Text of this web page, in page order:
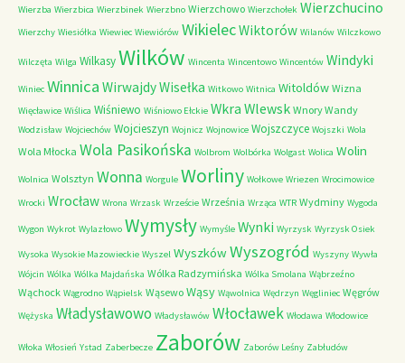
Wierzba Wierzbica Wierzbinek Wierzbno Wierzchowo Wierzchołek Wierzchucino
Wierzchy Wiesiółka Wiewiec Wiewiórów WikielecWiktorów Wilanów Wilczkowo
Wilczęta Wilga WilkasyWilków Wincenta Wincentowo Wincentów Windyki
Winiec Winnica WirwajdyWisełka Witkowo Witnica Witoldów Wizna
Więcławice Wiślica Wiśniewo Wiśniowo Ełckie Wkra Wlewsk Wnory Wandy
Wodzisław Wojciechów Wojcieszyn Wojnicz Wojnowice Wojszczyce Wojszki Wola
Wola Młocka Wola Pasikońska Wolbrom Wolbórka Wolgast Wolica Wolin
Wolnica Wolsztyn Wonna Worgule Worliny Wołkowe Wriezen Wrocimowice
Wrocki Wrocław Wrona Wrzask Wrzeście Września Wrząca WTR Wydminy Wygoda
Wygon Wykrot Wylazłowo Wymysły Wymyśle Wynki Wyrzysk Wyrzysk Osiek
Wysoka Wysokie Mazowieckie Wyszel WyszkówWyszogród Wyszyny Wywła
Wójcin Wólka Wólka Majdańska Wólka Radzymińska Wólka Smolana Wąbrzeźno
Wąchock Wągrodno Wąpielsk Wąsewo Wąsy Wąwolnica Wędrzyn Węgliniec Węgrów
Wężyska Władysławowo Władysławów Włocławek Włodawa Włodowice
Włoka Włosień Ystad Zaberbecze Zaborów Zaborów Leśny Zabłudów